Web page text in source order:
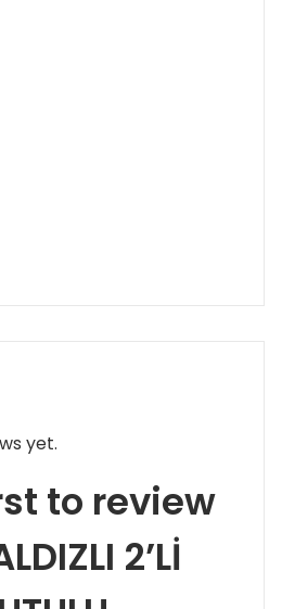
yet.
to review
2’Lİ